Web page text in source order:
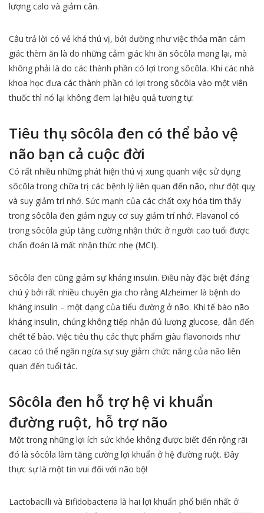
lượng calo và giảm cân.
Câu trả lời có vẻ khá thú vị, bởi dường như việc thỏa mãn cảm
giác thèm ăn là do những cảm giác khi ăn sôcôla mang lại, mà
không phải là do các thành phần có lợi trong sôcôla. Khi các nhà
khoa học đưa các thành phần có lợi trong sôcôla vào một viên
thuốc thì nó lại không đem lại hiệu quả tương tự.
Tiêu thụ sôcôla đen có thể bảo vệ
não bạn cả cuộc đời
Có rất nhiều những phát hiện thú vị xung quanh việc sử dụng
sôcôla trong chữa trị các bệnh lý liên quan đến não, như đột quỵ
và suy giảm trí nhớ. Sức mạnh của các chất oxy hóa tìm thấy
trong sôcôla đen giảm nguy cơ suy giảm trí nhớ. Flavanol có
trong sôcôla giúp tăng cường nhận thức ở người cao tuổi được
chẩn đoán là mất nhận thức nhẹ (MCI).
Sôcôla đen cũng giảm sự kháng insulin. Điều này đặc biệt đáng
chú ý bởi rất nhiều chuyên gia cho rằng Alzheimer là bệnh do
kháng insulin – một dạng của tiểu đường ở não. Khi tế bào não
kháng insulin, chúng không tiếp nhận đủ lượng glucose, dẫn đến
chết tế bào. Việc tiêu thụ các thực phẩm giàu flavonoids như
cacao có thể ngăn ngừa sự suy giảm chức năng của não liên
quan đến tuổi tác.
Sôcôla đen hỗ trợ hệ vi khuẩn
đường ruột, hỗ trợ não
Một trong những lợi ích sức khỏe không được biết đến rộng rãi
đó là sôcôla làm tăng cường lợi khuẩn ở hệ đường ruột. Đây
thực sự là một tin vui đối với não bộ!
Lactobacilli và Bifidobacteria là hai lợi khuẩn phổ biến nhất ở